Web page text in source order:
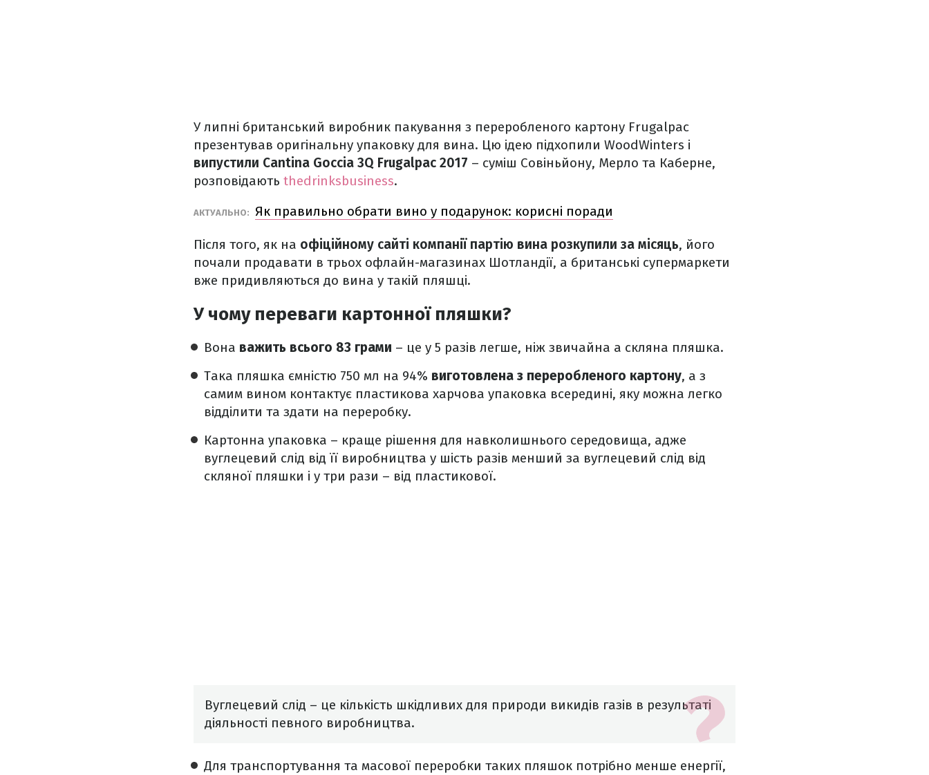
У липні британський виробник пакування з переробленого картону Frugalpac
презентував оригінальну упаковку для вина. Цю ідею підхопили WoodWinters і
випустили Cantina Goccia 3Q Frugalpac 2017 – суміш Совіньйону, Мерло та Каберне,
розповідають thedrinksbusiness.
АКТУАЛЬНО: Як правильно обрати вино у подарунок: корисні поради
Після того, як на офіційному сайті компанії партію вина розкупили за місяць, його
почали продавати в трьох офлайн-магазинах Шотландії, а британські супермаркети
вже придивляються до вина у такій пляшці.
У чому переваги картонної пляшки?
Вона важить всього 83 грами – це у 5 разів легше, ніж звичайна а скляна пляшка.
Така пляшка ємністю 750 мл на 94% виготовлена з переробленого картону, а з
самим вином контактує пластикова харчова упаковка всередині, яку можна легко
відділити та здати на переробку.
Картонна упаковка – краще рішення для навколишнього середовища, адже
вуглецевий слід від її виробництва у шість разів менший за вуглецевий слід від
скляної пляшки і у три рази – від пластикової.
Вуглецевий слід – це кількість шкідливих для природи викидів газів в результаті
діяльності певного виробництва.
Для транспортування та масової переробки таких пляшок потрібно менше енергії,